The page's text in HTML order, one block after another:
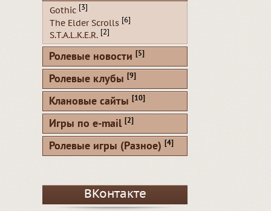
Gothic [3]
The Elder Scrolls [6]
S.T.A.L.K.E.R. [2]
Ролевые новости [5]
Ролевые клубы [9]
Клановые сайты [10]
Игры по e-mail [2]
Ролевые игры (Разное) [4]
ВКонтакте